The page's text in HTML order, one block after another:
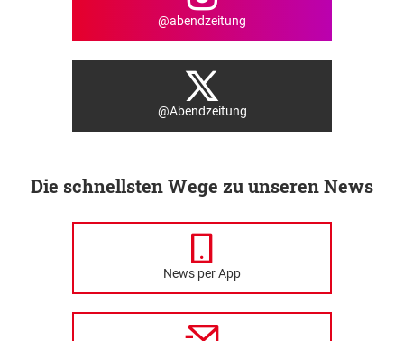
@abendzeitung
@Abendzeitung
Die schnellsten Wege zu unseren News
News per App